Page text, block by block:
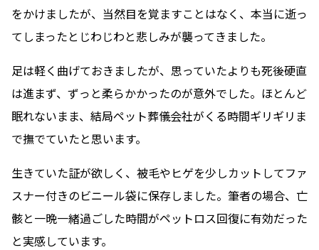
をかけましたが、当然目を覚ますことはなく、本当に逝っ
てしまったとじわじわと悲しみが襲ってきました。
足は軽く曲げておきましたが、思っていたよりも死後硬直
は進まず、ずっと柔らかかったのが意外でした。ほとんど
眠れないまま、結局ペット葬儀会社がくる時間ギリギリま
で撫でていたと思います。
生きていた証が欲しく、被毛やヒゲを少しカットしてファ
スナー付きのビニール袋に保存しました。筆者の場合、亡
骸と一晩一緒過ごした時間がペットロス回復に有効だった
と実感しています。